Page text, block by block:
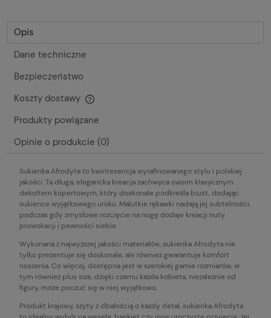
Opis
Dane techniczne
Bezpieczeństwo
Koszty dostawy
Cena nie zawiera ewentualnych kosztów płatności
Produkty powiązane
Opinie o produkcie (0)
Sukienka Afrodyta to kwintesencja wyrafinowanego stylu i polskiej
jakości. Ta długa, elegancka kreacja zachwyca swoim klasycznym
dekoltem kopertowym, który doskonale podkreśla biust, dodając
sukience wyjątkowego uroku. Malutkie rękawki nadają jej subtelności,
podczas gdy zmysłowe rozcięcie na nogę dodaje kreacji nuty
prowokacji i pewności siebie.
Wykonana z najwyższej jakości materiałów, sukienka Afrodyta nie
tylko prezentuje się doskonale, ale również gwarantuje komfort
noszenia. Co więcej, dostępna jest w szerokiej gamie rozmiarów, w
tym również plus size, dzięki czemu każda kobieta, niezależnie od
figury, może poczuć się w niej wyjątkowo.
Produkt krajowy, szyty z dbałością o każdy detal, sukienka Afrodyta